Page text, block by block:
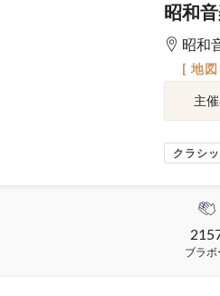
昭和
昭和
[ 地
主
クラシ
ブラボ